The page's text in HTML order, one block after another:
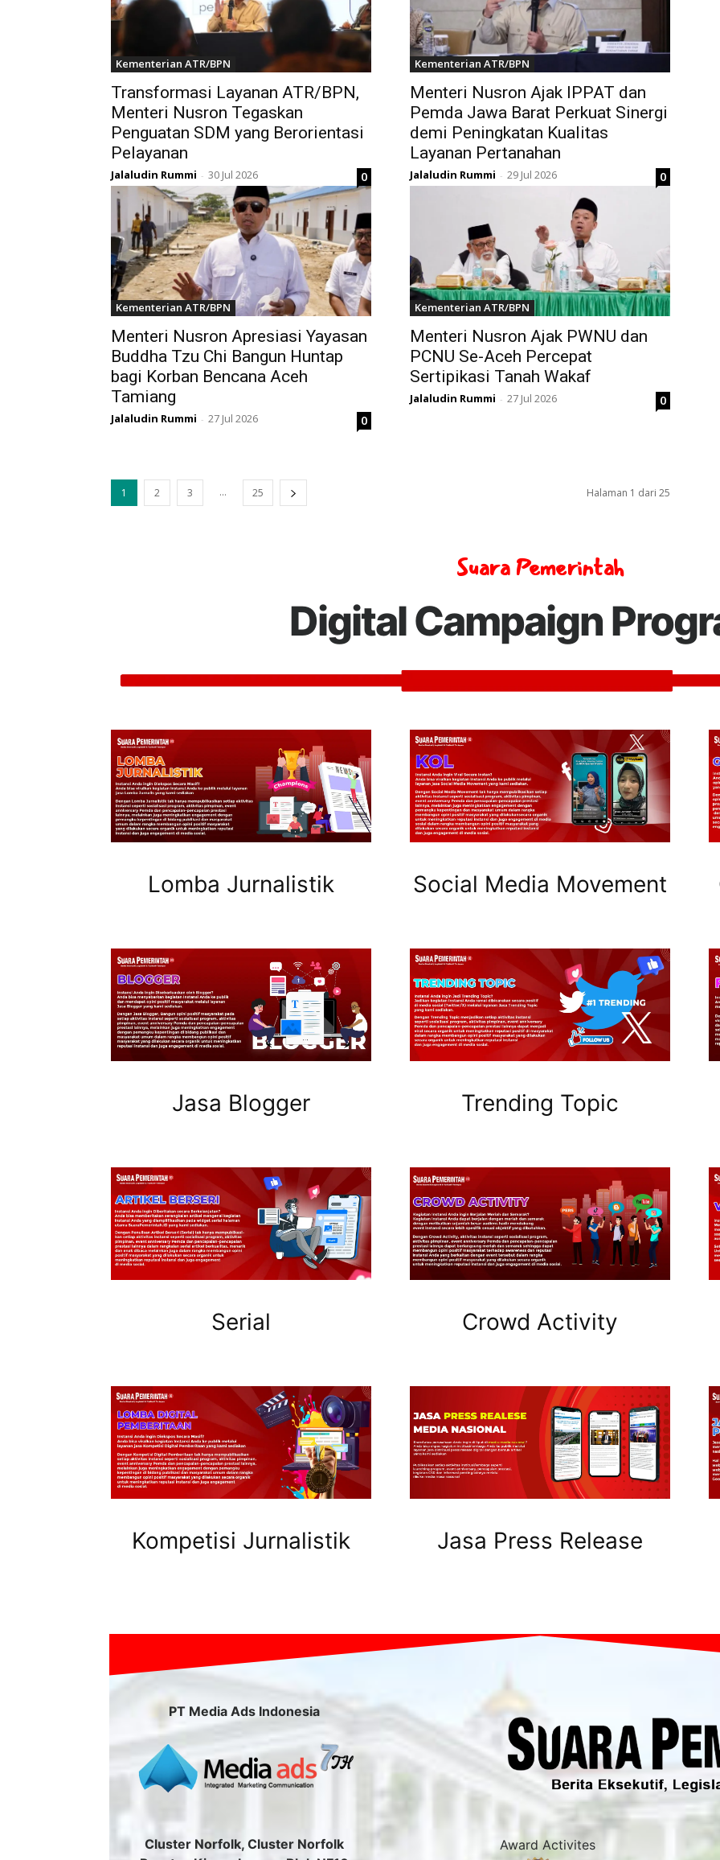
Kementerian ATR/BPN
Transformasi Layanan ATR/BPN,
Menteri Nusron Tegaskan
Penguatan SDM yang Berorientasi
Pelayanan
Jalaludin Rummi - 30 Jul 2026 0
Kementerian ATR/BPN
Menteri Nusron Ajak IPPAT dan
Pemda Jawa Barat Perkuat Sinergi
demi Peningkatan Kualitas
Layanan Pertanahan
Jalaludin Rummi - 29 Jul 2026 0
Kementerian ATR/BPN
Menteri Nusron Apresiasi Yayasan
Buddha Tzu Chi Bangun Huntap
bagi Korban Bencana Aceh
Tamiang
Jalaludin Rummi - 27 Jul 2026 0
Kementerian ATR/BPN
Menteri Nusron Ajak PWNU dan
PCNU Se-Aceh Percepat
Sertipikasi Tanah Wakaf
Jalaludin Rummi - 27 Jul 2026 0
1 2 3 ... 25 Halaman 1 dari 25
Suara Pemerintah
Digital Campaign
Lomba Jurnalistik
Jasa Blogger
Serial
Kompetisi Jurnalistik
Social Media Movement
Trending Topic
Crowd Activity
Jasa Press Release
PT Media Ads Indonesia
Cluster Norfolk, Cluster Norfolk
Award Activites